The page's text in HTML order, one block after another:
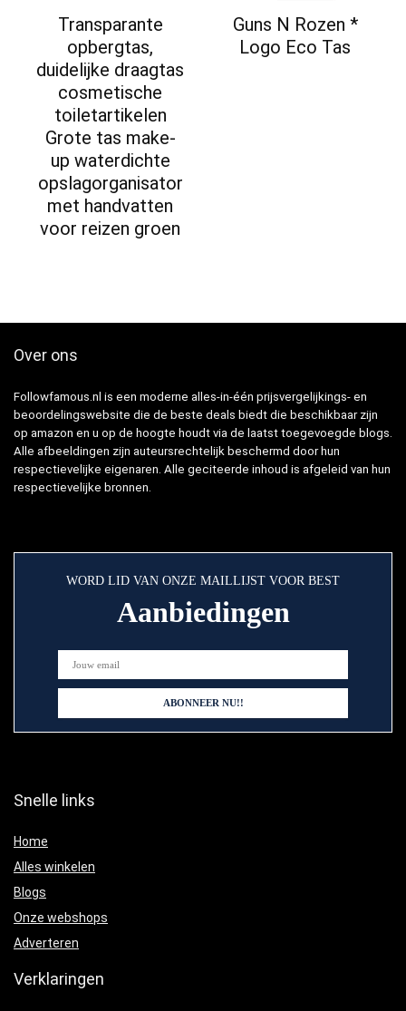
Transparante
opbergtas,
duidelijke draagtas
cosmetische
toiletartikelen
Grote tas make-
up waterdichte
opslagorganisator
met handvatten
voor reizen groen
Guns N Rozen *
Logo Eco Tas
Over ons
Followfamous.nl is een moderne alles-in-één prijsvergelijkings- en
beoordelingswebsite die de beste deals biedt die beschikbaar zijn
op amazon en u op de hoogte houdt via de laatst toegevoegde blogs.
Alle afbeeldingen zijn auteursrechtelijk beschermd door hun
respectievelijke eigenaren. Alle geciteerde inhoud is afgeleid van hun
respectievelijke bronnen.
WORD LID VAN ONZE MAILLIJST VOOR BEST
Aanbiedingen
Snelle links
Home
Alles winkelen
Blogs
Onze webshops
Adverteren
Verklaringen